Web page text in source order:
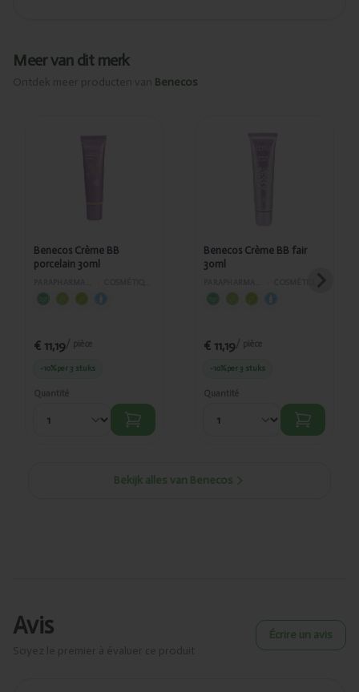
Meer van dit merk
Ontdek meer producten van Benecos
Benecos Crème BB
porcelain 30ml
€ 11,19/ pièce
-10%per 3 stuks
Quantité
Benecos Crème BB fair
30ml
COSMÉTIQUES
€ 11,19/ pièce
-10%per 3 stuks
Quantité
Bekijk alles van Benecos
Avis Écrire un avis